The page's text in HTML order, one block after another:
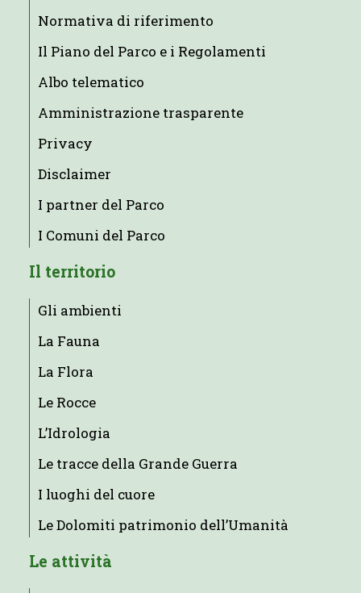
Normativa di riferimento
Il Piano del Parco e i Regolamenti
Albo telematico
Amministrazione trasparente
Privacy
Disclaimer
I partner del Parco
I Comuni del Parco
Il territorio
Gli ambienti
La Fauna
La Flora
Le Rocce
L’Idrologia
Le tracce della Grande Guerra
I luoghi del cuore
Le Dolomiti patrimonio dell’Umanità
Le attività